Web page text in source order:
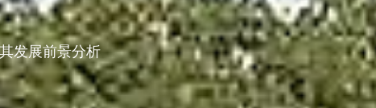
发展前景分析